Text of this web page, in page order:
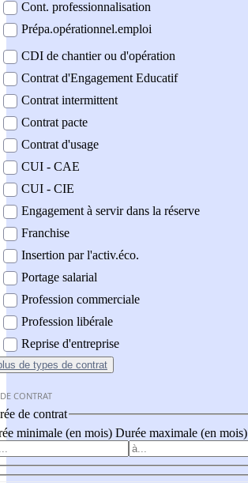
Cont. professionnalisation
Prépa.opérationnel.emploi
CDI de chantier ou d'opération
Contrat d'Engagement Educatif
Contrat intermittent
Contrat pacte
Contrat d'usage
CUI - CAE
CUI - CIE
Engagement à servir dans la réserve
Franchise
Insertion par l'activ.éco.
Portage salarial
Profession commerciale
Profession libérale
Reprise d'entreprise
de types de contrat
CONTRAT
de contrat
minimale (en mois) Durée maximale (en mois)